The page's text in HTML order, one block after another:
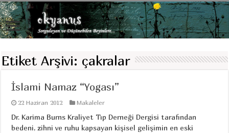
Etiket Arşivi: çakralar
İslami Namaz “Yogası”
22 Haziran 2012 Makaleler
Dr. Karima Burns Kraliyet Tıp Derneği Dergisi tarafından
bedeni, zihni ve ruhu kapsayan kişisel gelişimin en eski